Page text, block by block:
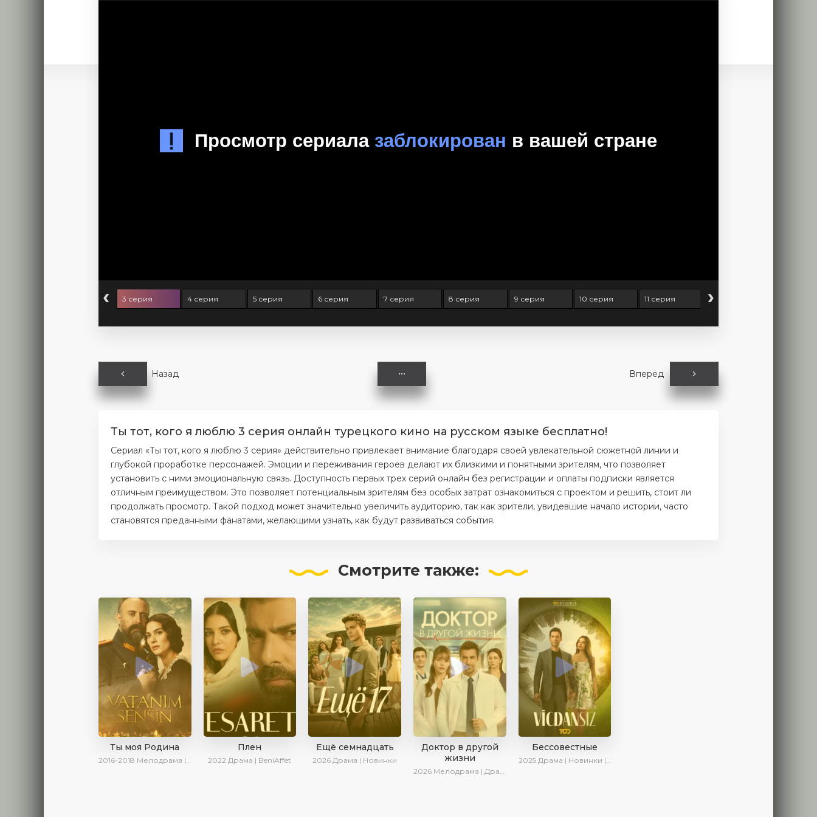
‹ 3 серия 4 серия 5 серия 6 серия 7 серия 8 серия 9 серия 10 серия 11 серия 12 серия
›
Назад Вперед
Ты тот, кого я люблю 3 серия онлайн турецкого кино на русском языке бесплатно!
Сериал «Ты тот, кого я люблю 3 серия» действительно привлекает внимание благодаря своей увлекательной сюжетной линии и
глубокой проработке персонажей. Эмоции и переживания героев делают их близкими и понятными зрителям, что позволяет
установить с ними эмоциональную связь. Доступность первых трех серий онлайн без регистрации и оплаты подписки является
отличным преимуществом. Это позволяет потенциальным зрителям без особых затрат ознакомиться с проектом и решить, стоит ли
продолжать просмотр. Такой подход может значительно увеличить аудиторию, так как зрители, увидевшие начало истории, часто
становятся преданными фанатами, желающими узнать, как будут развиваться события.
Смотрите также:
Ты моя Родина
2016-2018 Мелодрама | Исторический | Военный | Turok1990
Плен
2022 Драма | BeniAffet
Ещё семнадцать
2026 Драма | Новинки
Доктор в другой
жизни
2026 Мелодрама | Драма | AlisaDirilis | Новинки
Бессовестные
2025 Драма | Новинки | Сериалы 2025